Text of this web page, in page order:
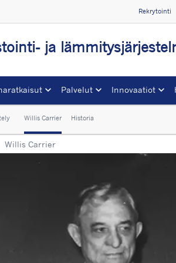
Rekrytointi
ja
Palvelut Innovaatiot
Willis Carrier Historia
Willis Carrier